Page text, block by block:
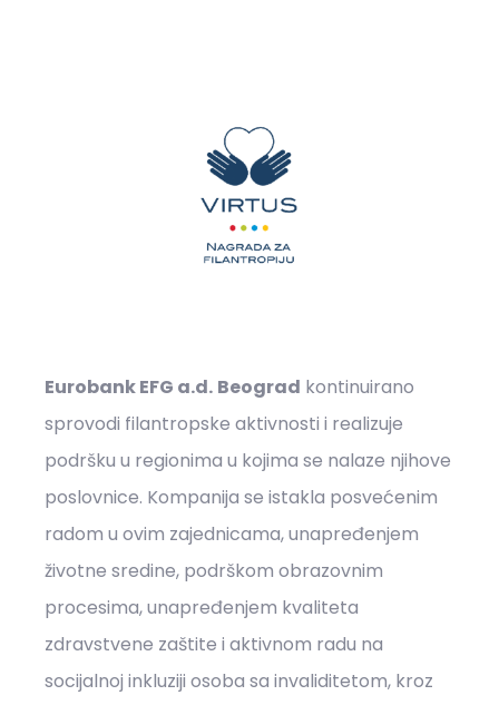
Eurobank EFG a.d. Beograd kontinuirano
sprovodi filantropske aktivnosti i realizuje
podršku u regionima u kojima se nalaze njihove
poslovnice. Kompanija se istakla posvećenim
radom u ovim zajednicama, unapređenjem
životne sredine, podrškom obrazovnim
procesima, unapređenjem kvaliteta
zdravstvene zaštite i aktivnom radu na
socijalnoj inkluziji osoba sa invaliditetom, kroz